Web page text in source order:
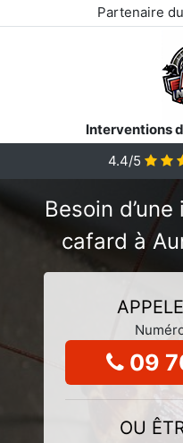
Partenaire
Interventions
4.4/5
Besoin
cafard à
09
OU